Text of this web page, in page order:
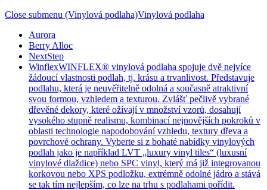
Close submenu (Vinylová podlaha)Vinylová podlaha
Aurora
Berry Alloc
NextStep
WinflexWINFLEX® vinylová podlaha spojuje dvě nejvíce
žádoucí vlastnosti podlah, tj. krásu a trvanlivost. Představuje
podlahu, která je neuvěřitelně odolná a současně atraktivní
svou formou, vzhledem a texturou. Zvlášť pečlivě vybrané
dřevěné dekory, které ožívají v množství vzorů, dosahují
vysokého stupně realismu, kombinací nejnovějších pokroků v
oblasti technologie napodobování vzhledu, textury dřeva a
povrchové ochrany. Vyberte si z bohaté nabídky vinylových
podlah jako je například LVT „luxury vinyl tiles“ (luxusní
vinylové dlaždice) nebo SPC vinyl, který má již integrovanou
korkovou nebo XPS podložku, extrémně odolné jádro a stává
se tak tím nejlepším, co lze na trhu s podlahami pořídit.